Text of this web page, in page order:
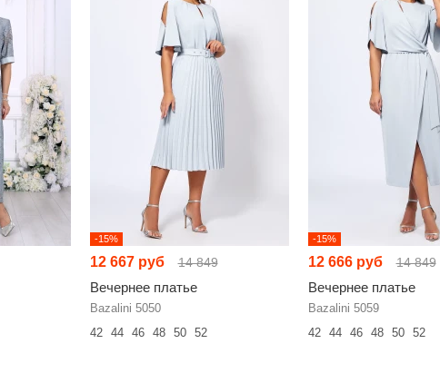
-15%
12 667 руб 14 849
Вечернее платье
Bazalini 5050
42
44 46 48 50 52
-15%
12 666 руб 14 849
Вечернее платье
Bazalini 5059
42
44 46 48 50 52